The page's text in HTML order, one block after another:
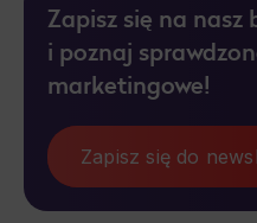
Zapisz się na nasz
i poznaj
marketingowe!
Zapisz się do